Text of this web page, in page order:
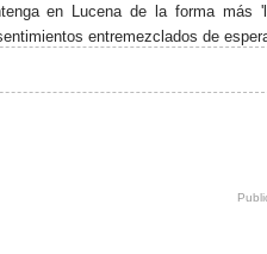
en Lucena de la forma
entremezclados de